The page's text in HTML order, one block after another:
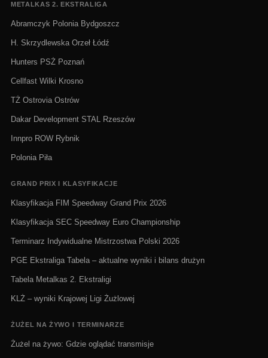
METALKAS 2. EKSTRALIGA
Abramczyk Polonia Bydgoszcz
H. Skrzydlewska Orzeł Łódź
Hunters PSŻ Poznań
Cellfast Wilki Krosno
TŻ Ostrovia Ostrów
Dakar Development STAL Rzeszów
Innpro ROW Rybnik
Polonia Piła
GRAND PRIX I KLASYFIKACJE
Klasyfikacja FIM Speedway Grand Prix 2026
Klasyfikacja SEC Speedway Euro Championship
Terminarz Indywidualne Mistrzostwa Polski 2026
PGE Ekstraliga Tabela – aktualne wyniki i bilans drużyn
Tabela Metalkas 2. Ekstraligi
KLŻ – wyniki Krajowej Ligi Żużlowej
ŻUŻEL NA ŻYWO I TERMINARZE
Żużel na żywo: Gdzie oglądać transmisje